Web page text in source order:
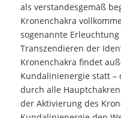
als verstandesgemäß
Kronenchakra
sogenannte
Transzendieren der
Kronenchakra findet
Kundalinienergie statt –
durch alle
der Aktivierung des